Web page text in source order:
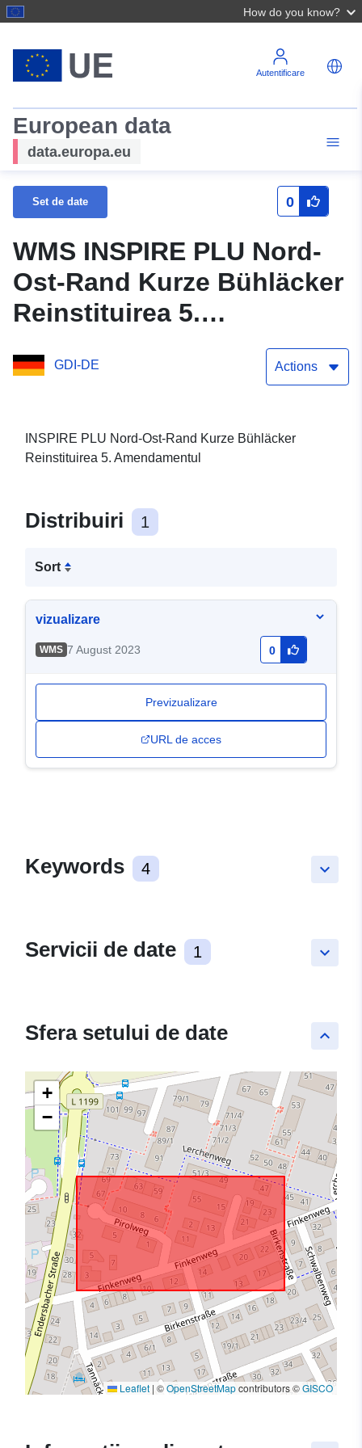
How do you know?
Autentificare
European data
data.europa.eu
Set de date 0
WMS INSPIRE PLU Nord-
Ost-Rand Kurze Bühläcker
Reinstituirea 5.
GDI-DE Actions
INSPIRE PLU Nord-Ost-Rand Kurze Bühläcker
Reinstituirea 5. Amendamentul
Distribuiri 1
Sort
vizualizare
WMS 7 August 2023 0
Previzualizare
URL de acces
keyboard_arrow_down
Keywords 4
keyboard_arrow_down
Servicii de date 1
keyboard_arrow_up
Sfera setului de date
+
−
Leaflet | ©OpenStreetMapcontributors ©GISCO